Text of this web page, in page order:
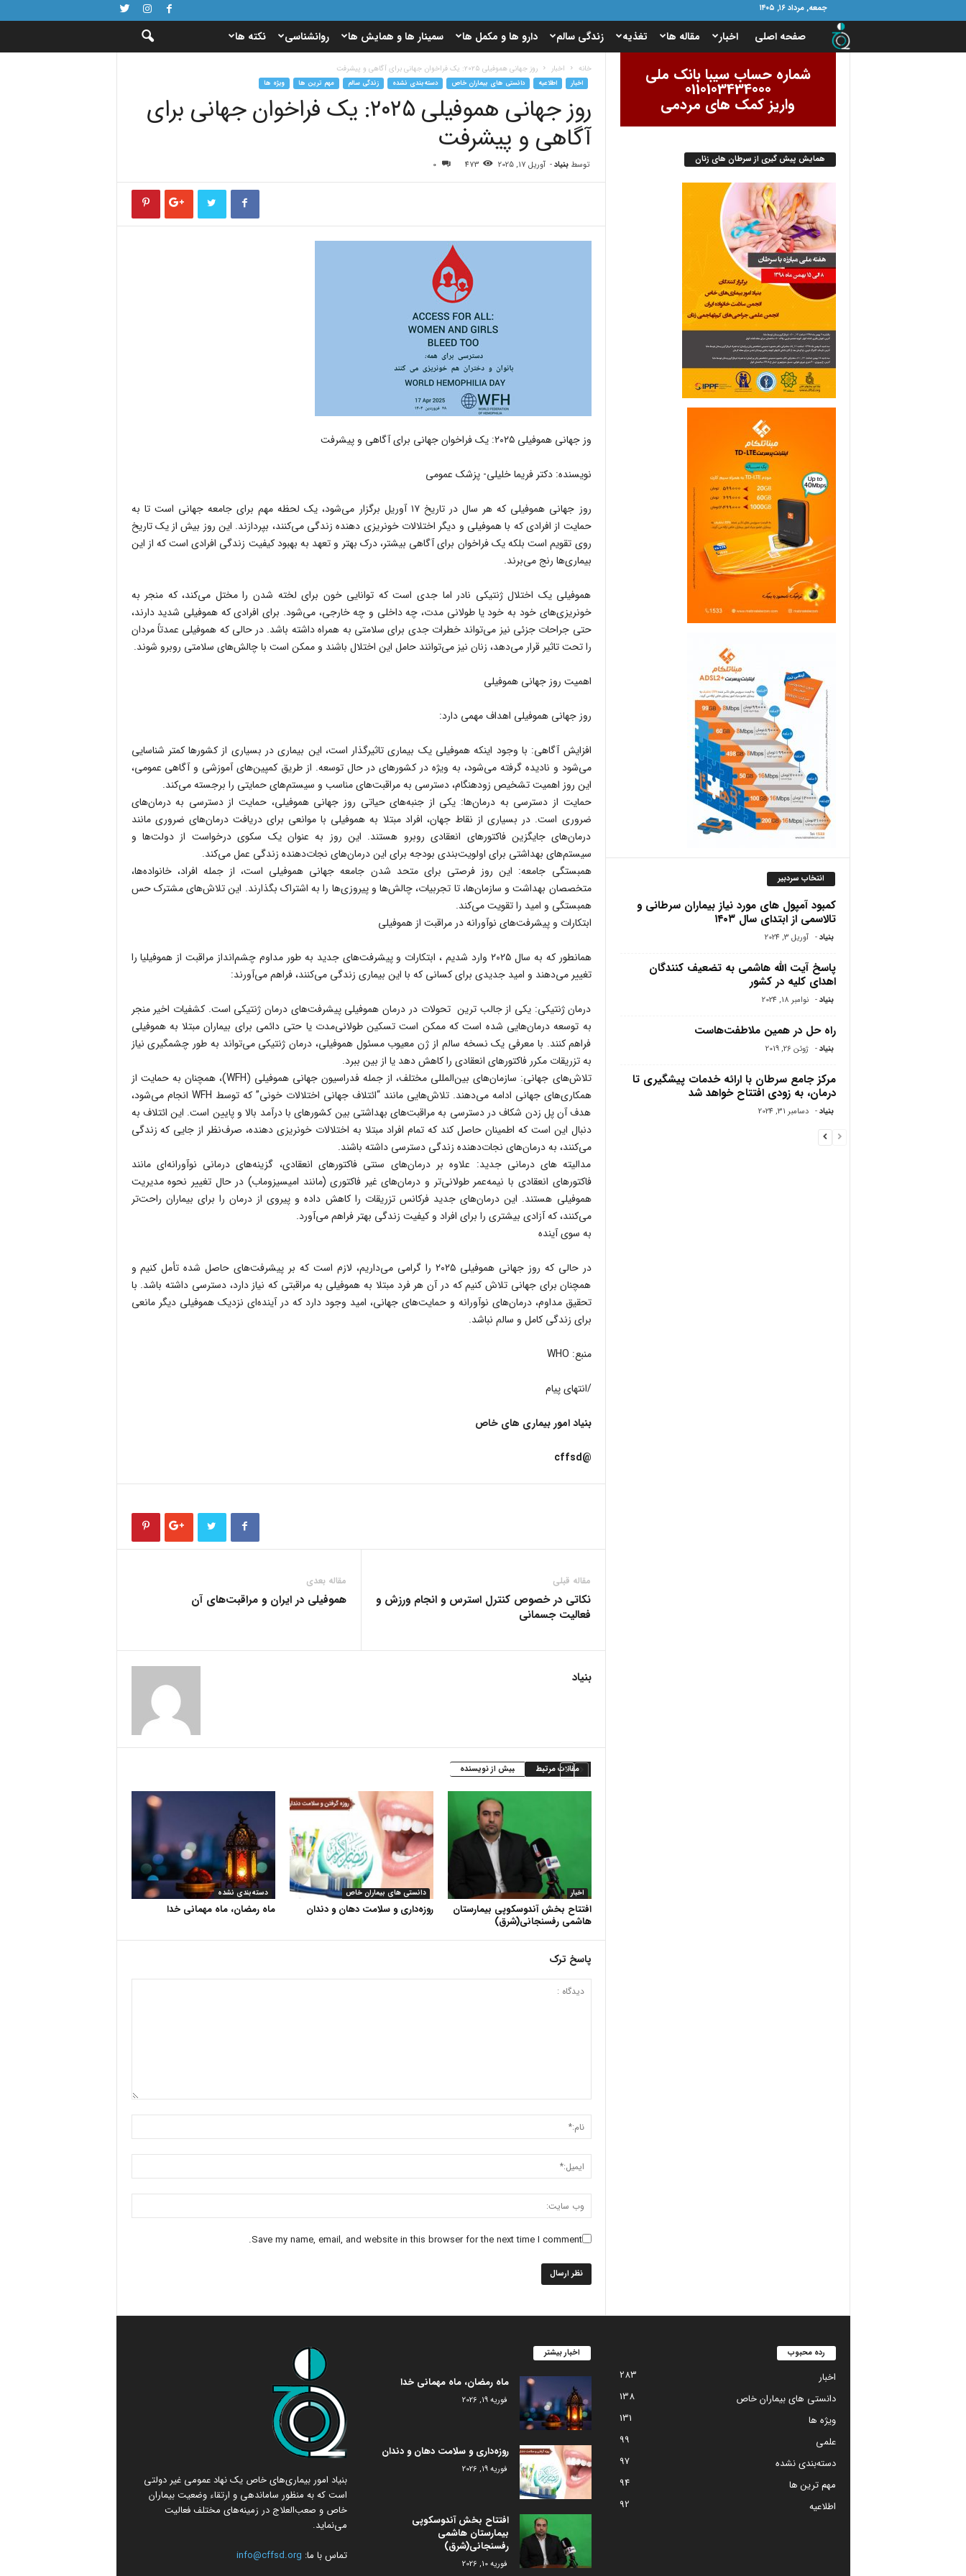
جمعه, مرداد ۱۶, ۱۴۰۵
ا
د
م
و
ر
ی
م
ی
ا
خ
ص
صفحه اصلی اخبار مقاله ها تغذیه زندگی سالم دارو ها و مکمل ها سمینار ها و همایش ها روانشناسی نکته ها
خانه اخبار روز جهانی هموفیلی ۲۰۲۵: یک فراخوان جهانی برای آگاهی و پیشرفت
اخبار اطلاعیه دانستی های بیماران خاص دسته‌بندی نشده زندگی سالم مهم ترین ها ویژه ها
روز جهانی هموفیلی ۲۰۲۵: یک فراخوان جهانی برای
آگاهی و پیشرفت
توسط بنیاد- آوریل 17, 2025 473
0
وز جهانی هموفیلی ۲۰۲۵: یک فراخوان جهانی برای آگاهی و پیشرفت
نویسنده: دکتر فریما خلیلی- پزشک عمومی
روز جهانی هموفیلی که هر سال در تاریخ ۱۷ آوریل برگزار می‌شود، یک لحظه مهم برای جامعه جهانی است تا به
حمایت از افرادی که با هموفیلی و دیگر اختلالات خونریزی‌ دهنده زندگی می‌کنند، بپردازند. این روز بیش از یک تاریخ
روی تقویم است بلکه یک فراخوان برای آگاهی بیشتر، درک بهتر و تعهد به بهبود کیفیت زندگی افرادی است که از این
بیماری‌ها رنج می‌برند.
هموفیلی یک اختلال ژنتیکی نادر اما جدی است که توانایی خون برای لخته شدن را مختل می‌کند، که منجر به
خونریزی‌های خود به خود یا طولانی مدت، چه داخلی و چه خارجی، می‌شود. برای افرادی که هموفیلی شدید دارند،
حتی جراحات جزئی نیز می‌تواند خطرات جدی برای سلامتی به همراه داشته باشد. در حالی که هموفیلی عمدتاً مردان
را تحت تاثیر قرار می‌دهد، زنان نیز می‌توانند حامل این اختلال باشند و ممکن است با چالش‌های سلامتی روبرو شوند.
اهمیت روز جهانی هموفیلی
روز جهانی هموفیلی اهداف مهمی دارد:
افزایش آگاهی: با وجود اینکه هموفیلی یک بیماری تاثیرگذار است، این بیماری در بسیاری از کشورها کمتر شناسایی
می‌شود و نادیده گرفته می‌شود، به ویژه در کشورهای در حال توسعه. از طریق کمپین‌های آموزشی و آگاهی عمومی،
این روز اهمیت تشخیص زودهنگام، دسترسی به مراقبت‌های مناسب و سیستم‌های حمایتی را برجسته می‌کند.
حمایت از دسترسی به درمان‌ها: یکی از جنبه‌های حیاتی روز جهانی هموفیلی، حمایت از دسترسی به درمان‌های
ضروری است. در بسیاری از نقاط جهان، افراد مبتلا به هموفیلی با موانعی برای دریافت درمان‌های ضروری مانند
درمان‌های جایگزین فاکتورهای انعقادی روبرو هستند. این روز به عنوان یک سکوی درخواست از دولت‌ها و
سیستم‌های بهداشتی برای اولویت‌بندی بودجه برای این درمان‌های نجات‌دهنده زندگی عمل می‌کند.
همبستگی جامعه: این روز فرصتی برای متحد شدن جامعه جهانی هموفیلی است، از جمله افراد، خانواده‌ها،
متخصصان بهداشت و سازمان‌ها، تا تجربیات، چالش‌ها و پیروزی‌ها را به اشتراک بگذارند. این تلاش‌های مشترک حس
همبستگی و امید را تقویت می‌کند.
ابتکارات و پیشرفت‌های نوآورانه در مراقبت از هموفیلی
همانطور که به سال ۲۰۲۵ وارد شدیم ، ابتکارات و پیشرفت‌های جدید به طور مداوم چشم‌انداز مراقبت از هموفیلیا را
تغییر می‌دهند و امید جدیدی برای کسانی که با این بیماری زندگی می‌کنند، فراهم می‌آورند:
درمان ژنتیکی: یکی از جالب ترین تحولات در درمان هموفیلی پیشرفت‌های درمان ژنتیکی است. کشفیات اخیر منجر
به توسعه درمان‌هایی شده است که ممکن است تسکین طولانی‌مدت یا حتی دائمی برای بیماران مبتلا به هموفیلی
فراهم کنند. با معرفی یک نسخه سالم از ژن معیوب مسئول هموفیلی، درمان ژنتیکی می‌تواند به طور چشمگیری نیاز
به تزریقات مکرر فاکتورهای انعقادی را کاهش دهد یا از بین ببرد.
تلاش‌های جهانی: سازمان‌های بین‌المللی مختلف، از جمله فدراسیون جهانی هموفیلی (WFH)، همچنان به حمایت از
همکاری‌های جهانی ادامه می‌دهند. تلاش‌هایی مانند “ائتلاف جهانی اختلالات خونی” که توسط WFH انجام می‌شود،
هدف آن پل زدن شکاف در دسترسی به مراقبت‌های بهداشتی بین کشورهای با درآمد بالا و پایین است. این ائتلاف به
دنبال این است که اطمینان حاصل کند که تمام افراد مبتلا به اختلالات خونریزی‌ دهنده، صرف‌نظر از جایی که زندگی
می‌کنند، به درمان‌های نجات‌دهنده زندگی دسترسی داشته باشند.
مدالیته ‌های درمانی جدید: علاوه بر درمان‌های سنتی فاکتورهای انعقادی، گزینه‌های درمانی نوآورانه‌ای مانند
فاکتورهای انعقادی با نیمه‌عمر طولانی‌تر و درمان‌های غیر فاکتوری (مانند امیسیزوماب) در حال تغییر نحوه مدیریت
هموفیلی هستند. این درمان‌های جدید فرکانس تزریقات را کاهش داده و پیروی از درمان را برای بیماران راحت‌تر
می‌کنند، که آزادی بیشتری را برای افراد و کیفیت زندگی بهتر فراهم می‌آورد.
به سوی آینده
در حالی که روز جهانی هموفیلی ۲۰۲۵ را گرامی می‌داریم، لازم است که بر پیشرفت‌های حاصل شده تأمل کنیم و
همچنان برای جهانی تلاش کنیم که در آن هر فرد مبتلا به هموفیلی به مراقبتی که نیاز دارد، دسترسی داشته باشد. با
تحقیق مداوم، درمان‌های نوآورانه و حمایت‌های جهانی، امید وجود دارد که در آینده‌ای نزدیک هموفیلی دیگر مانعی
برای زندگی کامل و سالم نباشد.
منبع: WHO
/انتهای پیام
بنیاد امور بیماری های خاص
@cffsd
مقاله قبلی
نکاتی در خصوص کنترل استرس و انجام ورزش و
فعالیت جسمانی
مقاله بعدی
هموفیلی در ایران و مراقبت‌های آن
بنیاد
مقالات مرتبط بیش از نویسنده
دسته‌بندی نشده
ماه رمضان، ماه مهمانی خدا
دانستی های بیماران خاص
روزه‌داری و سلامت دهان و دندان
اخبار
افتتاح بخش آندوسکوپی بیمارستان
هاشمی رفسنجانی(شرق)
پاسخ ترک
Save my name, email, and website in this browser for the next time I comment.
شماره حساب سیبا بانک ملی
0110103434000
واریز کمک های مردمی
همایش پیش گیری از سرطان های زنان
انتخاب سردبیر
کمبود آمپول های مورد نیاز بیماران سرطانی و
تالاسمی از ابتدای سال ۱۴۰۳
بنیاد - آوریل 3, 2024
پاسخ آیت الله هاشمی به تضعیف کنندگان
اهدای کلیه در کشور
بنیاد - نوامبر 18, 2024
راه حل در همین ملاطفت‌هاست
بنیاد - ژوئن 26, 2019
مرکز جامع سرطان با ارائه خدمات پیشگیری تا
درمان، به زودی افتتاح خواهد شد
بنیاد - دسامبر 31, 2024
بنیاد امور بیماری‌های خاص یک نهاد عمومی غیر دولتی
است که به منظور ساماندهی و ارتقاء وضعیت بیماران
خاص و صعب‌العلاج در زمینه‌های مختلف فعالیت
می‌نماید.
تماس با ما: info@cffsd.org
اخبار بیشتر
ماه رمضان، ماه مهمانی خدا
فوریه 19, 2026
روزه‌داری و سلامت دهان و دندان
فوریه 19, 2026
افتتاح بخش آندوسکوپی
بیمارستان هاشمی
رفسنجانی(شرق)
فوریه 10, 2026
رده محبوب
اخبار
283
دانستی های بیماران خاص
138
ویژه ها
131
علمی
99
دسته‌بندی نشده
97
مهم ترین ها
94
اطلاعیه
92